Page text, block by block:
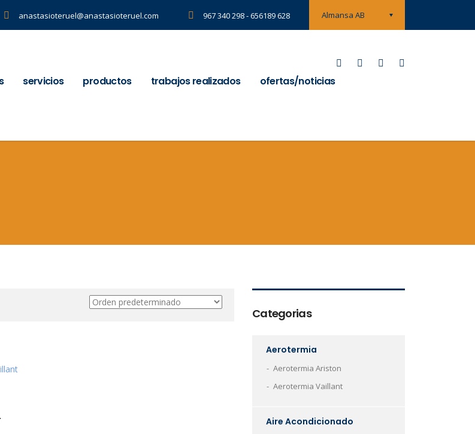
Almansa AB
anastasioteruel@anastasioteruel.com 967 340 298 - 656189 628
servicios productos trabajos realizados
ofertas/noticias
Categorias
Aerotermia
Aerotermia Ariston
Aerotermia Vaillant
Aire Acondicionado